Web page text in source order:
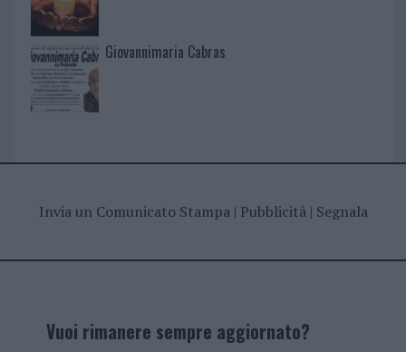
Giovannimaria Cabras
Invia un Comunicato Stampa| Pubblicità| Segnala
Vuoi rimanere sempre aggiornato?